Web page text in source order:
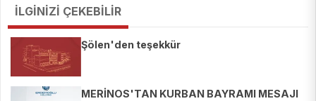
İLGİNİZİ ÇEKEBİLİR
Şölen'den teşekkür
MERİNOS'TAN KURBAN BAYRAMI MESAJI